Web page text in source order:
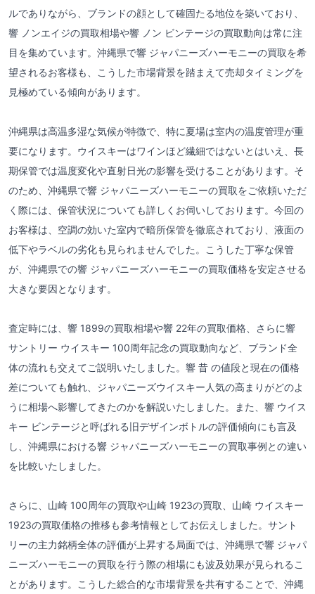
ルでありながら、ブランドの顔として確固たる地位を築いており、
響 ノンエイジの買取相場や響 ノン ビンテージの買取動向は常に注
目を集めています。沖縄県で響 ジャパニーズハーモニーの買取を希
望されるお客様も、こうした市場背景を踏まえて売却タイミングを
見極めている傾向があります。
沖縄県は高温多湿な気候が特徴で、特に夏場は室内の温度管理が重
要になります。ウイスキーはワインほど繊細ではないとはいえ、長
期保管では温度変化や直射日光の影響を受けることがあります。そ
のため、沖縄県で響 ジャパニーズハーモニーの買取をご依頼いただ
く際には、保管状況についても詳しくお伺いしております。今回の
お客様は、空調の効いた室内で暗所保管を徹底されており、液面の
低下やラベルの劣化も見られませんでした。こうした丁寧な保管
が、沖縄県での響 ジャパニーズハーモニーの買取価格を安定させる
大きな要因となります。
査定時には、響 1899の買取相場や響 22年の買取価格、さらに響
サントリー ウイスキー 100周年記念の買取動向など、ブランド全
体の流れも交えてご説明いたしました。響 昔 の値段と現在の価格
差についても触れ、ジャパニーズウイスキー人気の高まりがどのよ
うに相場へ影響してきたのかを解説いたしました。また、響 ウイス
キー ビンテージと呼ばれる旧デザインボトルの評価傾向にも言及
し、沖縄県における響 ジャパニーズハーモニーの買取事例との違い
を比較いたしました。
さらに、山崎 100周年の買取や山崎 1923の買取、山崎 ウイスキー
1923の買取価格の推移も参考情報としてお伝えしました。サント
リーの主力銘柄全体の評価が上昇する局面では、沖縄県で響 ジャパ
ニーズハーモニーの買取を行う際の相場にも波及効果が見られるこ
とがあります。こうした総合的な市場背景を共有することで、沖縄